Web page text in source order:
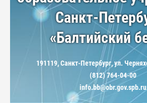
Санкт-
«Балтийский
191119, Санкт-Петербург, ул.
(812) 764-04-00
info.bb@obr.gov.spb.ru